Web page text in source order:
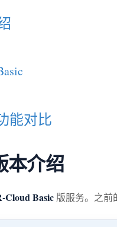
能对比
本介绍
Basic 版服务。之前